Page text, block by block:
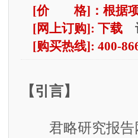
[价 格]：根据项
[网上订购]: 下载
[购买热线]: 400-
【引言】
君略研究报告网